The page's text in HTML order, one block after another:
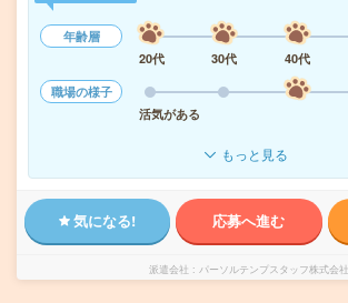
年齢層
20代
30代 40代
職場の様子
活気がある
もっと見る
気になる! 応募へ進む
派遣会社 パーソルテンプスタッフ株式会社